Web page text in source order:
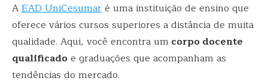
AEAD UniCesumaré uma instituição de ensino que
oferece vários cursos superiores a distância de muita
qualidade. Aqui, você encontra um corpo docente
qualificadoe graduações que acompanham as
tendências do mercado.